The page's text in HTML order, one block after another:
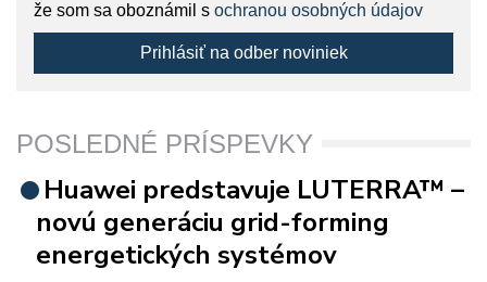
že som sa oboznámil s ochranou osobných údajov
Prihlásiť na odber noviniek
POSLEDNÉ PRÍSPEVKY
Huawei predstavuje LUTERRA™ –
novú generáciu grid-forming
energetických systémov